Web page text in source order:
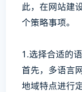
此，在网站建
个策略事项。
1.选择合适的
首先，多语言
地域特点进行